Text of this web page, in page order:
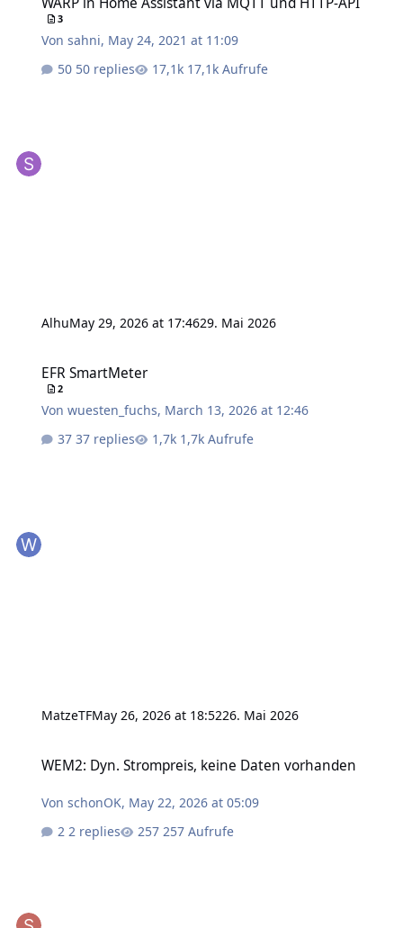
3
Vonsahni, May 24, 2021 at 11:09
50 replies
17,1k Aufrufe
AlhuMay 29, 2026 at 17:4629. Mai 2026
EFR SmartMeter
2
Vonwuesten_fuchs, March 13, 2026 at 12:46
37 replies
1,7k Aufrufe
MatzeTFMay 26, 2026 at 18:5226. Mai 2026
WEM2: Dyn. Strompreis, keine Daten vorhanden
VonschonOK, May 22, 2026 at 05:09
2 replies
257 Aufrufe